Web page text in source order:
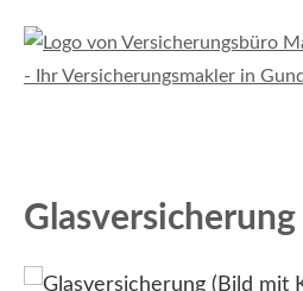
Glasversicherung